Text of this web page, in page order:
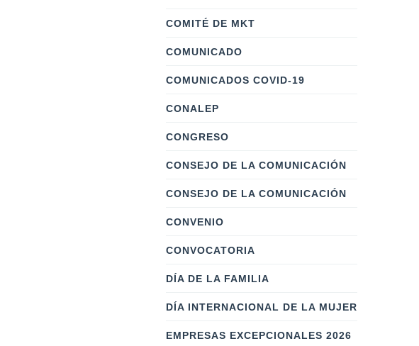
COMITÉ DE MKT
COMUNICADO
COMUNICADOS COVID-19
CONALEP
CONGRESO
CONSEJO DE LA COMUNICACIÓN
CONSEJO DE LA COMUNICACIÓN
CONVENIO
CONVOCATORIA
DÍA DE LA FAMILIA
DÍA INTERNACIONAL DE LA MUJER
EMPRESAS EXCEPCIONALES 2026